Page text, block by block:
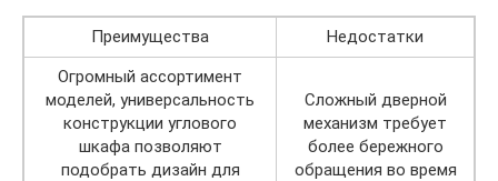
Преимущества
Недостатки
Огромный ассортимент
моделей, универсальность
конструкции углового
шкафа позволяют
подобрать дизайн для
Сложный дверной
механизм требует
более бережного
обращения во время